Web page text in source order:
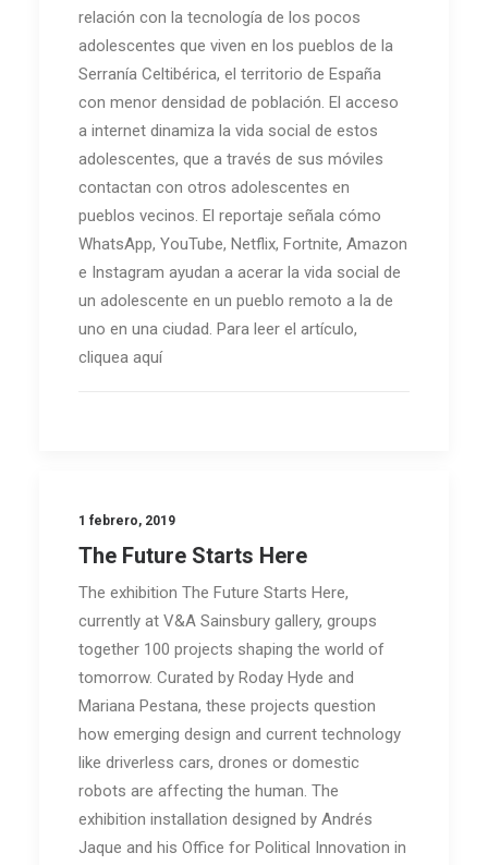
relación con la tecnología de los pocos
adolescentes que viven en los pueblos de la
Serranía Celtibérica, el territorio de España
con menor densidad de población. El acceso
a internet dinamiza la vida social de estos
adolescentes, que a través de sus móviles
contactan con otros adolescentes en
pueblos vecinos. El reportaje señala cómo
WhatsApp, YouTube, Netflix, Fortnite, Amazon
e Instagram ayudan a acerar la vida social de
un adolescente en un pueblo remoto a la de
uno en una ciudad. Para leer el artículo,
cliquea aquí
1 febrero, 2019
The Future Starts Here
The exhibition The Future Starts Here,
currently at V&A Sainsbury gallery, groups
together 100 projects shaping the world of
tomorrow. Curated by Roday Hyde and
Mariana Pestana, these projects question
how emerging design and current technology
like driverless cars, drones or domestic
robots are affecting the human. The
exhibition installation designed by Andrés
Jaque and his Office for Political Innovation in